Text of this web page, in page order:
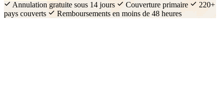
Annulation gratuite sous 14 jours
Couverture primaire
220+
pays couverts
Remboursements en moins de 48 heures